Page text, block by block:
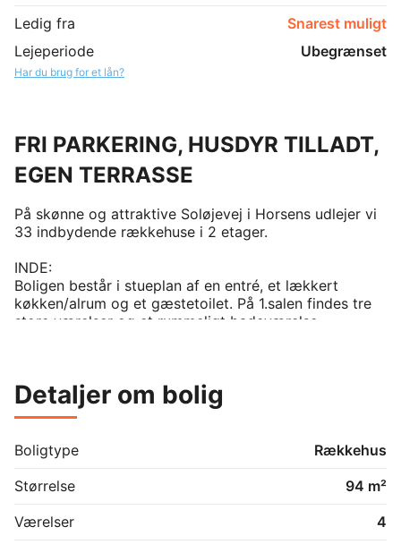
Ledig fra
Snarest muligt
Lejeperiode
Ubegrænset
Har du brug for et lån?
FRI PARKERING, HUSDYR TILLADT,
EGEN TERRASSE
På skønne og attraktive Soløjevej i Horsens udlejer vi
33 indbydende rækkehuse i 2 etager.
INDE:
Boligen består i stueplan af en entré, et lækkert
køkken/alrum og et gæstetoilet. På 1.salen findes tre
store værelser og et rummeligt badeværelse.
terrasseområde med redskabsskur.
Alle boliger har fuld hvidevarepakke med
køle/fryskeskab, opvaskemaskine, komfur samt
kombineret vaskemaskine og tørretumbler.
HUSDYR:
Detaljer om bolig
Boligtype
Rækkehus
Størrelse
94 m²
Værelser
4